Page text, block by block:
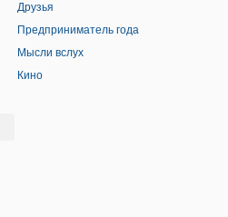
Друзья
Предприниматель года
Мысли вслух
Кино